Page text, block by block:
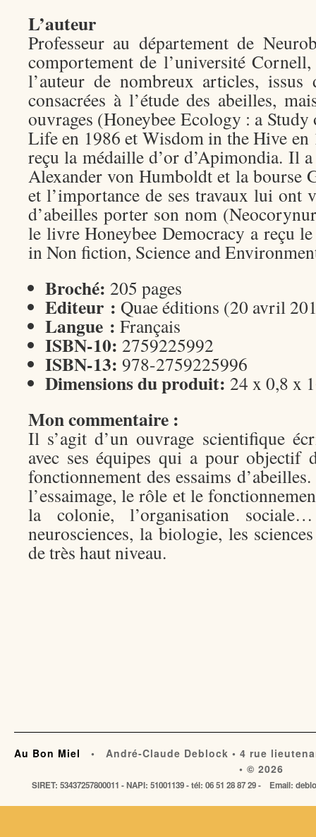
L’auteur
Professeur au département de
comportement de l’université
l’auteur de nombreux articles,
consacrées à l’étude des abeilles,
ouvrages (Honeybee Ecology : a
Life en 1986 et Wisdom in the Hive
reçu la médaille d’or d’Apimondia. Il
Alexander von Humboldt et la bourse
et l’importance de ses travaux lui ont
d’abeilles porter son nom
le livre Honeybee Democracy a reçu
in Non fiction, Science and
Broché: 205 pages
Editeur : Quae éditions (20 avril
Langue : Français
ISBN-10: 2759225992
ISBN-13: 978-2759225996
Dimensions du produit: 24 x 0,8 x
Mon commentaire :
Il s’agit d’un ouvrage scientifique
avec ses équipes qui a pour objectif
fonctionnement des essaims
l’essaimage, le rôle et le
la colonie, l’organisation
neurosciences, la biologie, les
de très haut niveau.
Au Bon Miel
• André-Claude Deblock • 4 rue
• © 2026
SIRET: 53437257800011 - NAPI: 51001139 - tél: 06 51 28 87 29 - Email: